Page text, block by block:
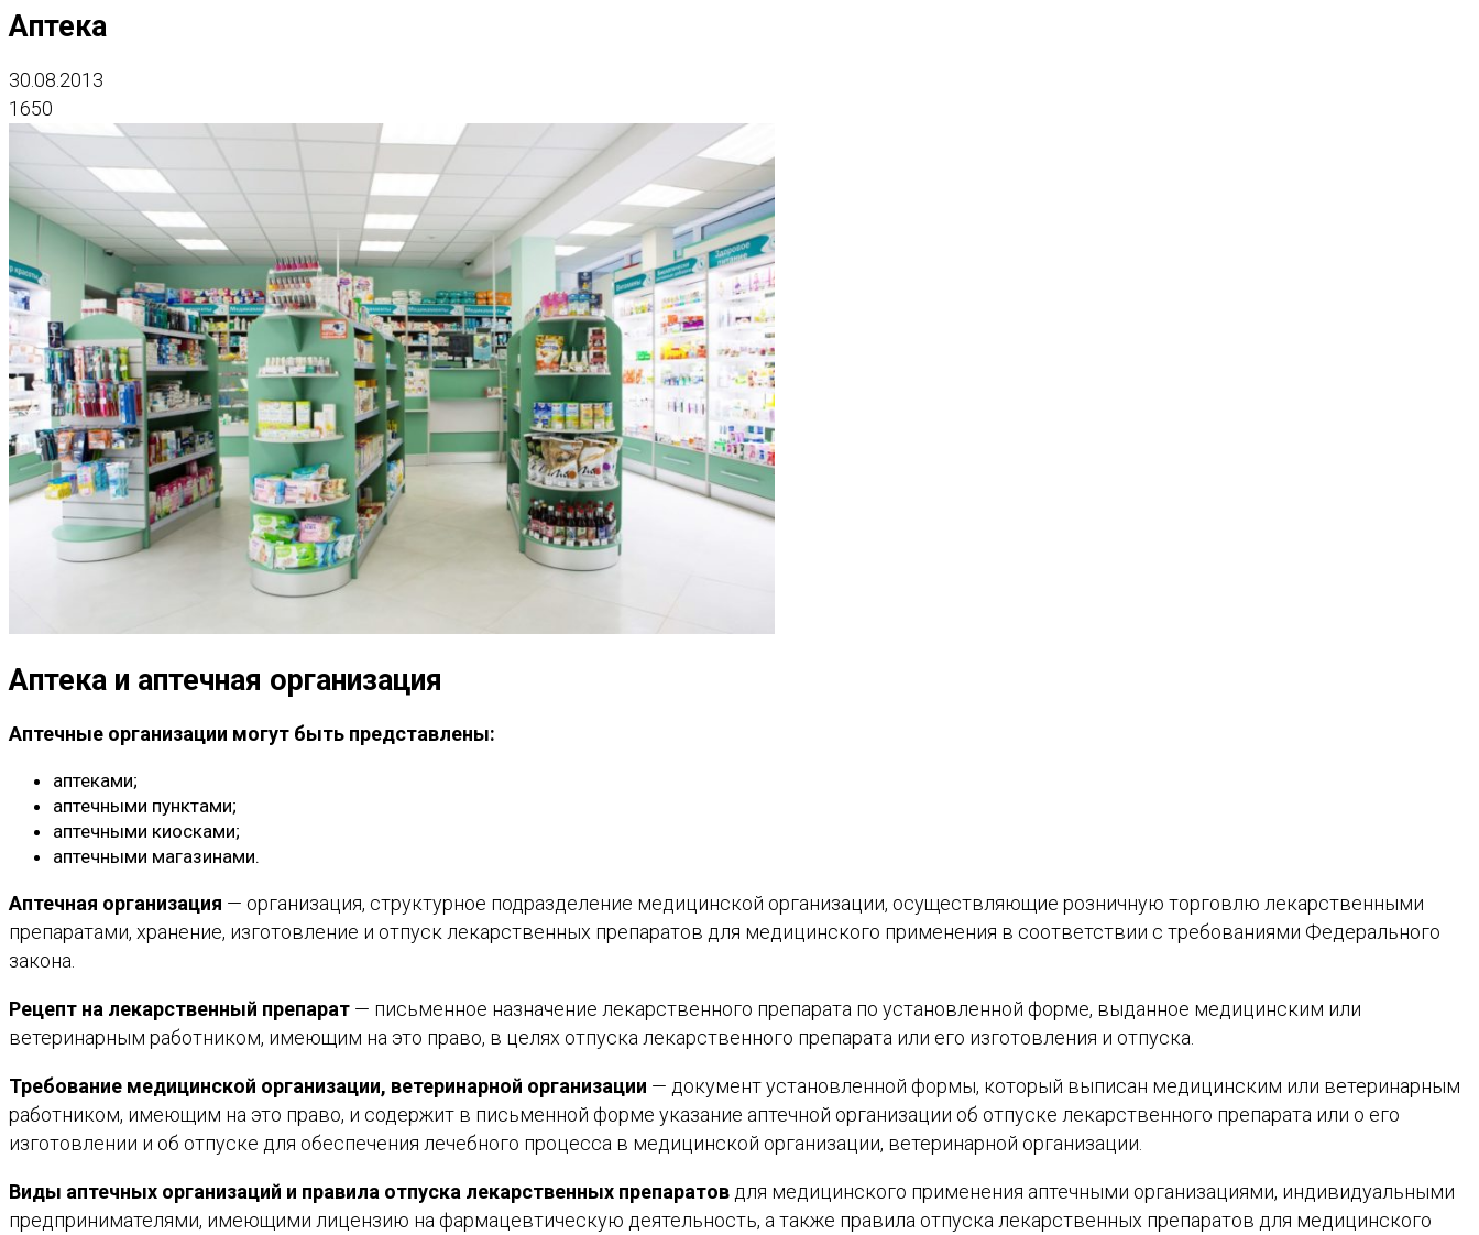
Аптека
30.08.2013
1650
Аптека и аптечная организация
Аптечные организации могут быть представлены:
аптеками;
аптечными пунктами;
аптечными киосками;
аптечными магазинами.
Аптечная организация — организация, структурное подразделение медицинской организации, осуществляющие розничную торговлю лекарственными
препаратами, хранение, изготовление и отпуск лекарственных препаратов для медицинского применения в соответствии с требованиями Федерального
закона.
Рецепт на лекарственный препарат — письменное назначение лекарственного препарата по установленной форме, выданное медицинским или
ветеринарным работником, имеющим на это право, в целях отпуска лекарственного препарата или его изготовления и отпуска.
Требование медицинской организации, ветеринарной организации — документ установленной формы, который выписан медицинским или ветеринарным
работником, имеющим на это право, и содержит в письменной форме указание аптечной организации об отпуске лекарственного препарата или о его
изготовлении и об отпуске для обеспечения лечебного процесса в медицинской организации, ветеринарной организации.
Виды аптечных организаций и правила отпуска лекарственных препаратов для медицинского применения аптечными организациями, индивидуальными
предпринимателями, имеющими лицензию на фармацевтическую деятельность, а также правила отпуска лекарственных препаратов для медицинского